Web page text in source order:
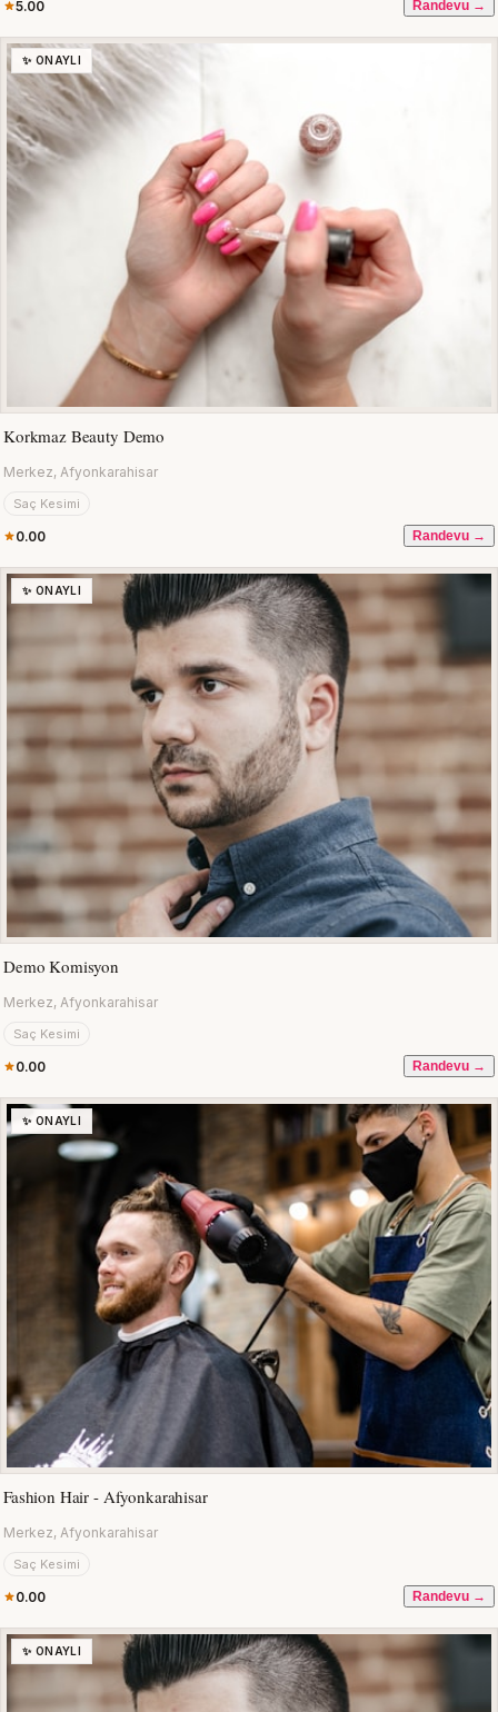
5.00 Randevu →
✨ ONAYLI
Korkmaz Beauty Demo
Merkez, Afyonkarahisar
Saç Kesimi
0.00 Randevu →
✨ ONAYLI
Demo Komisyon
Merkez, Afyonkarahisar
Saç Kesimi
0.00 Randevu →
✨ ONAYLI
Fashion Hair - Afyonkarahisar
Merkez, Afyonkarahisar
Saç Kesimi
0.00 Randevu →
✨ ONAYLI